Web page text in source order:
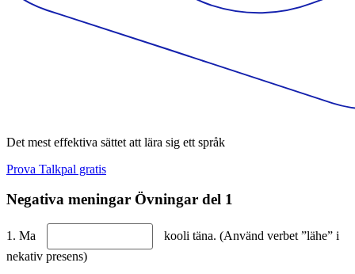
Det mest effektiva sättet att lära sig ett språk
Prova Talkpal gratis
Negativa meningar Övningar del 1
1. Ma
kooli täna. (Använd verbet ”lähe” i
nekativ presens)